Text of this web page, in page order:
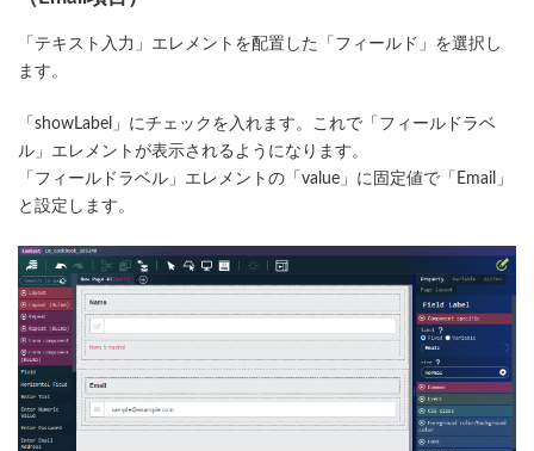
「テキスト入力」エレメントを配置した「フィールド」を選択し
ます。
「showLabel」にチェックを入れます。これで「フィールドラベ
ル」エレメントが表示されるようになります。
「フィールドラベル」エレメントの「value」に固定値で「Email」
と設定します。